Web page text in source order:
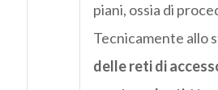
piani, ossia di
Tecnicamente allo
delle reti di